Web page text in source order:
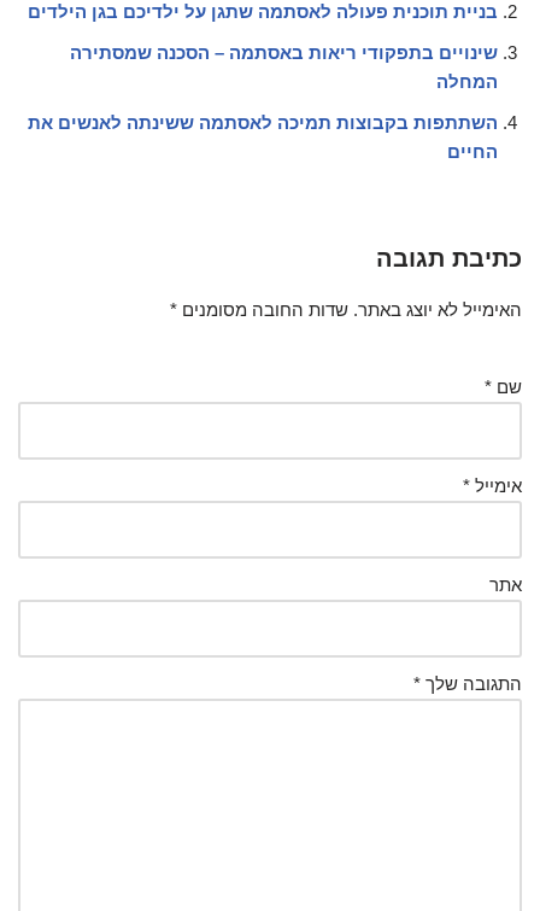
בניית תוכנית פעולה לאסתמה שתגן על ילדיכם בגן הילדים
שינויים בתפקודי ריאות באסתמה – הסכנה שמסתירה
המחלה
השתתפות בקבוצות תמיכה לאסתמה ששינתה לאנשים את
החיים
כתיבת תגובה
האימייל לא יוצג באתר. שדות החובה מסומנים *
שם *
אימייל *
אתר
התגובה שלך *